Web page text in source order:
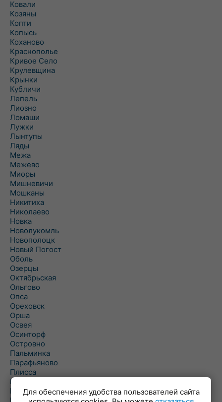
Ковали
Козяны
Копти
Копысь
Коханово
Краснополье
Кривое Село
Крулевщина
Крынки
Кубличи
Лепель
Лиозно
Ломаши
Лужки
Лынтупы
Ляды
Межа
Межево
Миоры
Мишневичи
Мошканы
Никитиха
Николаево
Новка
Новолукомль
Новополоцк
Новый Погост
Оболь
Озерцы
Октябрьская
Ольгово
Опса
Ореховск
Орша
Освея
Осинторф
Островно
Пальминка
Парафьяново
Плисса
Повятье
ПогощаДля обеспечения удобства пользователей сайта